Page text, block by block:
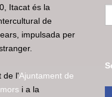
Itacat és la
de
impulsada per
de l'Ajuntament de
i a la